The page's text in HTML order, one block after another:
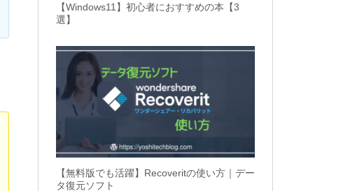
【Windows11】初心者におすすめの本【3
選】
【無料版でも活躍】Recoveritの使い方｜デー
タ復元ソフト